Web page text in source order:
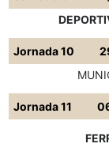
Jornada 10
Jornada 11